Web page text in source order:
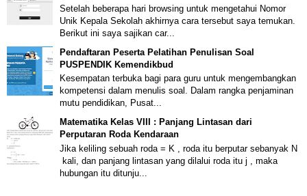
Setelah beberapa hari browsing untuk mengetahui Nomor
Unik Kepala Sekolah akhirnya cara tersebut saya temukan.
Berikut ini saya sajikan car...
Pendaftaran Peserta Pelatihan Penulisan Soal
PUSPENDIK Kemendikbud
Kesempatan terbuka bagi para guru untuk mengembangkan
kompetensi dalam menulis soal. Dalam rangka penjaminan
mutu pendidikan, Pusat...
Matematika Kelas VIII : Panjang Lintasan dari
Perputaran Roda Kendaraan
Jika keliling sebuah roda = K , roda itu berputar sebanyak N
kali, dan panjang lintasan yang dilalui roda itu j , maka
hubungan itu ditunju...